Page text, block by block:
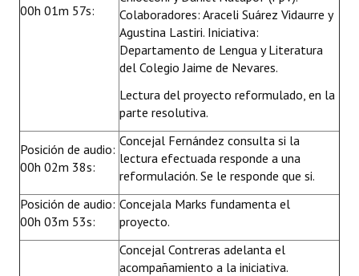
00h 01m 57s:
Colaboradores: Araceli Suárez Vidaurre y
Agustina Lastiri. Iniciativa:
Departamento de Lengua y Literatura
del Colegio Jaime de Nevares.
Lectura del proyecto reformulado, en la
parte resolutiva.
Posición de audio:
00h 02m 38s:
Concejal Fernández consulta si la
lectura efectuada responde a una
reformulación. Se le responde que si.
Posición de audio:
00h 03m 53s:
Concejala Marks fundamenta el
proyecto.
Concejal Contreras adelanta el
acompañamiento a la iniciativa.